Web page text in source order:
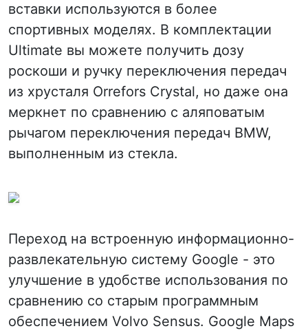
вставки используются в более
спортивных моделях. В комплектации
Ultimate вы можете получить дозу
роскоши и ручку переключения передач
из хрусталя Orrefors Crystal, но даже она
меркнет по сравнению с аляповатым
рычагом переключения передач BMW,
выполненным из стекла.
Переход на встроенную информационно-
развлекательную систему Google - это
улучшение в удобстве использования по
сравнению со старым программным
обеспечением Volvo Sensus. Google Maps